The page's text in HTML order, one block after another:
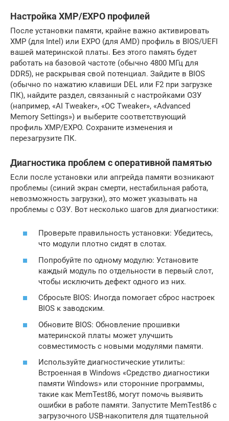
Настройка XMP/EXPO профилей
После установки памяти, крайне важно активировать
XMP (для Intel) или EXPO (для AMD) профиль в BIOS/UEFI
вашей материнской платы. Без этого память будет
работать на базовой частоте (обычно 4800 МГц для
DDR5), не раскрывая свой потенциал. Зайдите в BIOS
(обычно по нажатию клавиши DEL или F2 при загрузке
ПК), найдите раздел, связанный с настройками ОЗУ
(например, «AI Tweaker», «OC Tweaker», «Advanced
Memory Settings») и выберите соответствующий
профиль XMP/EXPO. Сохраните изменения и
перезагрузите ПК.
Диагностика проблем с оперативной памятью
Если после установки или апгрейда памяти возникают
проблемы (синий экран смерти, нестабильная работа,
невозможность загрузки), это может указывать на
проблемы с ОЗУ. Вот несколько шагов для диагностики:
Проверьте правильность установки: Убедитесь,
что модули плотно сидят в слотах.
Попробуйте по одному модулю: Установите
каждый модуль по отдельности в первый слот,
чтобы исключить дефект одного из них.
Сбросьте BIOS: Иногда помогает сброс настроек
BIOS к заводским.
Обновите BIOS: Обновление прошивки
материнской платы может улучшить
совместимость с новыми модулями памяти.
Используйте диагностические утилиты:
Встроенная в Windows «Средство диагностики
памяти Windows» или сторонние программы,
такие как MemTest86, могут помочь выявить
ошибки в работе памяти. Запустите MemTest86 с
загрузочного USB-накопителя для тщательной